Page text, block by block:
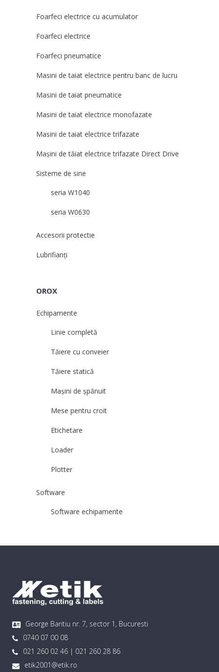
Foarfeci electrice cu acumulator
Foarfeci electrice
Foarfeci pneumatice
Masini de taiat electrice pentru banc de lucru
Masini de taiat pneumatice
Masini de taiat electrice monofazate
Masini de taiat electrice trifazate
Mașini de tăiat electrice trifazate Direct Drive
Sisteme de sine
seria W1040
seria W0630
Accesorii protectie
Lubrifianți
OROX
Echipamente
Linie completă
Tăiere cu conveier
Tăiere statică
Mașini de șpănuit
Mese pentru croit
Etichetare
Loader
Plotter
Software
Software echipamente
George Baritiu nr. 7, sector 1, Bucuresti
0740 07 00 08
021 260 02 46 | 021 260 28 86
etik2001@etik.ro